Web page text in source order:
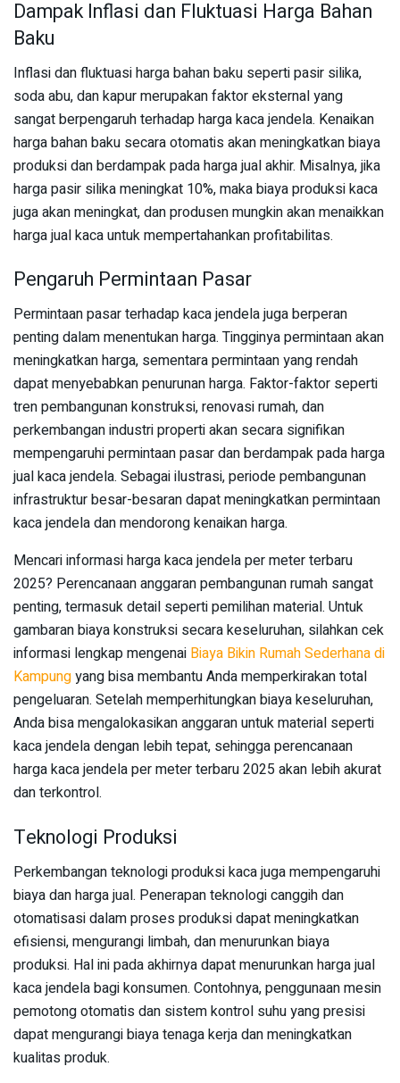
Dampak Inflasi dan Fluktuasi Harga Bahan
Baku
Inflasi dan fluktuasi harga bahan baku seperti pasir silika,
soda abu, dan kapur merupakan faktor eksternal yang
sangat berpengaruh terhadap harga kaca jendela. Kenaikan
harga bahan baku secara otomatis akan meningkatkan biaya
produksi dan berdampak pada harga jual akhir. Misalnya, jika
harga pasir silika meningkat 10%, maka biaya produksi kaca
juga akan meningkat, dan produsen mungkin akan menaikkan
harga jual kaca untuk mempertahankan profitabilitas.
Pengaruh Permintaan Pasar
Permintaan pasar terhadap kaca jendela juga berperan
penting dalam menentukan harga. Tingginya permintaan akan
meningkatkan harga, sementara permintaan yang rendah
dapat menyebabkan penurunan harga. Faktor-faktor seperti
tren pembangunan konstruksi, renovasi rumah, dan
perkembangan industri properti akan secara signifikan
mempengaruhi permintaan pasar dan berdampak pada harga
jual kaca jendela. Sebagai ilustrasi, periode pembangunan
infrastruktur besar-besaran dapat meningkatkan permintaan
kaca jendela dan mendorong kenaikan harga.
Mencari informasi harga kaca jendela per meter terbaru
2025? Perencanaan anggaran pembangunan rumah sangat
penting, termasuk detail seperti pemilihan material. Untuk
gambaran biaya konstruksi secara keseluruhan, silahkan cek
informasi lengkap mengenai Biaya Bikin Rumah Sederhana di
Kampungyang bisa membantu Anda memperkirakan total
pengeluaran. Setelah memperhitungkan biaya keseluruhan,
Anda bisa mengalokasikan anggaran untuk material seperti
kaca jendela dengan lebih tepat, sehingga perencanaan
harga kaca jendela per meter terbaru 2025 akan lebih akurat
dan terkontrol.
Teknologi Produksi
Perkembangan teknologi produksi kaca juga mempengaruhi
biaya dan harga jual. Penerapan teknologi canggih dan
otomatisasi dalam proses produksi dapat meningkatkan
efisiensi, mengurangi limbah, dan menurunkan biaya
produksi. Hal ini pada akhirnya dapat menurunkan harga jual
kaca jendela bagi konsumen. Contohnya, penggunaan mesin
pemotong otomatis dan sistem kontrol suhu yang presisi
dapat mengurangi biaya tenaga kerja dan meningkatkan
kualitas produk.